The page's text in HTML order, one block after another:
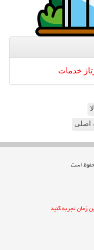
خدمات
اصلی
زمان تجربه کنید